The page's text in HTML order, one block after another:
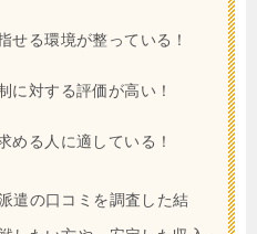
せる環境が整っている！
に対する評価が高い！
める人に適している！
遣の口コミを調査した結